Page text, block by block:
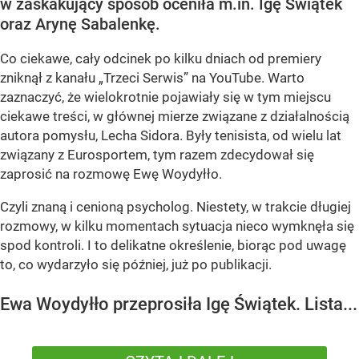
w zaskakujący sposób oceniła m.in. Igę Świątek
oraz Arynę Sabalenkę.
Co ciekawe, cały odcinek po kilku dniach od premiery
zniknął z kanału „Trzeci Serwis” na YouTube. Warto
zaznaczyć, że wielokrotnie pojawiały się w tym miejscu
ciekawe treści, w głównej mierze związane z działalnością
autora pomysłu, Lecha Sidora. Były tenisista, od wielu lat
związany z Eurosportem, tym razem zdecydował się
zaprosić na rozmowę Ewę Woydyłło.
Czyli znaną i cenioną psycholog. Niestety, w trakcie długiej
rozmowy, w kilku momentach sytuacja nieco wymknęła się
spod kontroli. I to delikatne określenie, biorąc pod uwagę
to, co wydarzyło się później, już po publikacji.
Ewa Woydyłło przeprosiła Igę Świątek. Lista...